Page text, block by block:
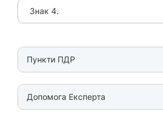
Знак 4.
Пункти ПДР
Допомога Експерта